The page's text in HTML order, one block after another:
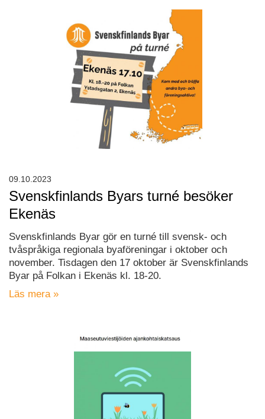
Svenskfinlands Byars turné besöker
Ekenäs
Svenskfinlands Byar gör en turné till svensk- och
tvåspråkiga regionala byaföreningar i oktober och
november. Tisdagen den 17 oktober är Svenskfinlands
Byar på Folkan i Ekenäs kl. 18-20.
Läs mera »
09.10.2023